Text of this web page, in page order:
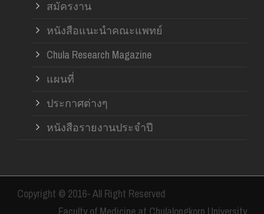
สมัครงาน
หนังสือแนะนำคณะแพทย์
Chula Research Magazine
แผนที่
ประกาศต่างๆ
หนังสือรายงานประจำปี
Copyright © 2016- All Right Reserved